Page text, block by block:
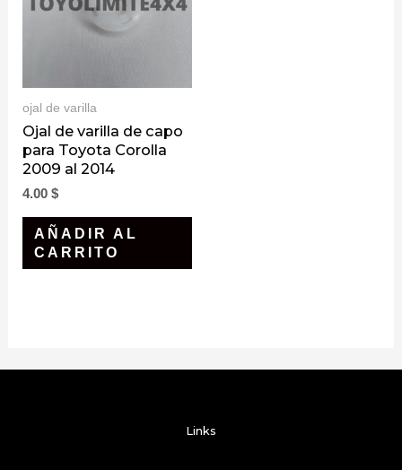
ojal de varilla
Ojal de varilla de capo
para Toyota Corolla
2009 al 2014
4.00$
AÑADIR AL
CARRITO
Links